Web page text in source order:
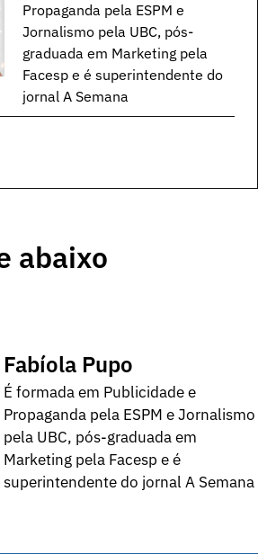
Propaganda pela ESPM e
Jornalismo pela UBC, pós-
graduada em Marketing pela
Facesp e é superintendente do
jornal A Semana
abaixo
Fabíola Pupo
É formada em Publicidade e
Propaganda pela ESPM e Jornalismo
pela UBC, pós-graduada em
Marketing pela Facesp e é
superintendente do jornal A Semana